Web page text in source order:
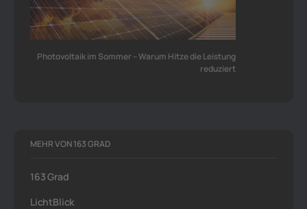
Photovoltaik im Sommer – Warum Hitze die Leistung
reduziert
MEHR VON 163 GRAD
163 Grad
LichtBlick